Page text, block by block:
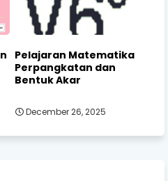
Pelajaran Matematika
Perpangkatan dan
Bentuk Akar
December 26, 2025